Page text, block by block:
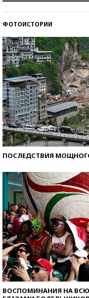
ФОТОИСТОРИИ
ПОСЛЕДСТВИЯ
ВОСПОМИНАНИЯ НА